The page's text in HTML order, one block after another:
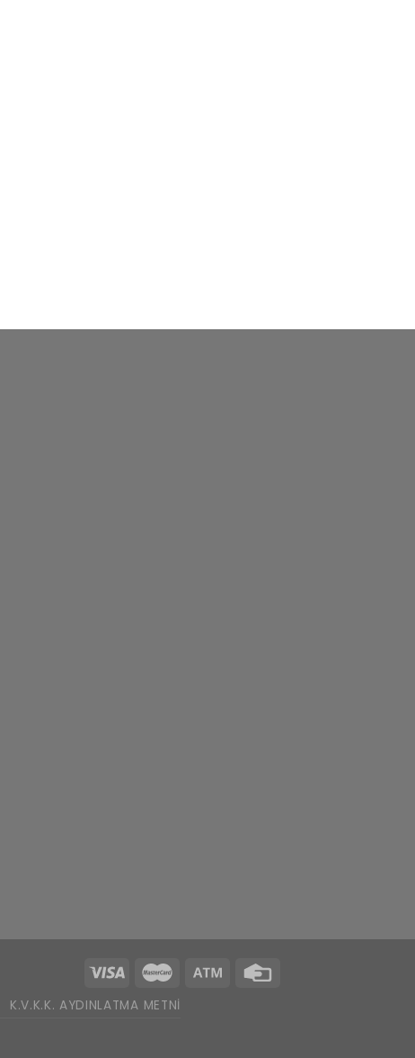
K.V.K.K. AYDINLATMA METNI